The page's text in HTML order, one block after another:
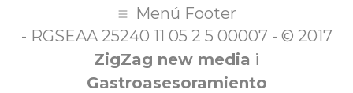
Menú Footer
- RGSEAA 25240 11 05 2 5 00007 - © 2017
ZigZag new media i
Gastroasesoramiento